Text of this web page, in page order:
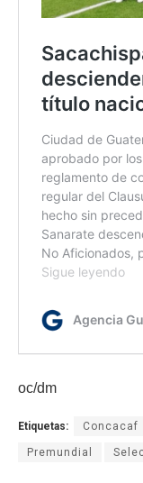
oc/dm
Etiquetas: Concacaf
Premundial